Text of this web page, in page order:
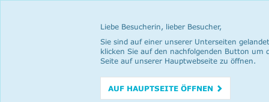
Liebe Besucherin, lieber Besucher,
Sie sind auf einer unserer Unterseiten
klicken Sie auf den nachfolgenden Button um
Seite auf unserer Hauptwebseite zu öffnen.
AUF HAUPTSEITE ÖFFNEN